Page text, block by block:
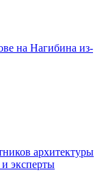
на Нагибина из-
архитектуры
и эксперты